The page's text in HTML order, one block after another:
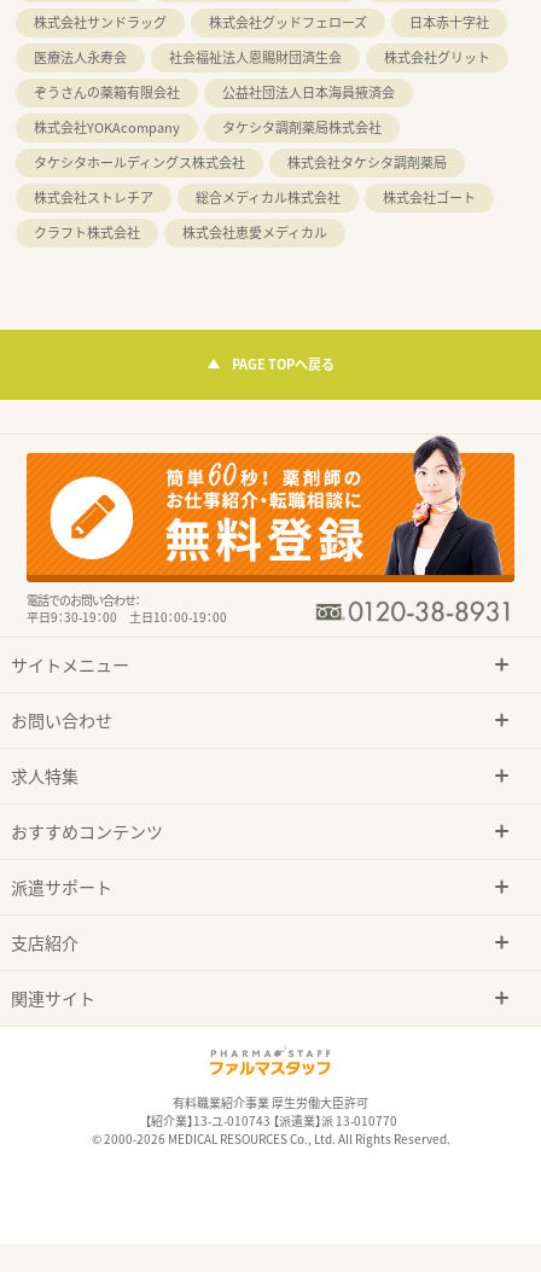
株式会社サンドラッグ
株式会社グッドフェローズ
日本赤十字社
医療法人永寿会
社会福祉法人恩賜財団済生会
株式会社グリット
ぞうさんの薬箱有限会社
公益社団法人日本海員掖済会
株式会社YOKAcompany
タケシタ調剤薬局株式会社
タケシタホールディングス株式会社
株式会社タケシタ調剤薬局
株式会社ストレチア
総合メディカル株式会社
株式会社ゴート
クラフト株式会社
株式会社恵愛メディカル
PAGE TOPへ戻る
電話でのお問い合わせ：
平日9：30-19：00 土日10：00-19：00
サイトメニュー
お問い合わせ
求人特集
おすすめコンテンツ
派遣サポート
支店紹介
関連サイト
有料職業紹介事業 厚生労働大臣許可
【紹介業】13-ユ-010743 【派遣業】派 13-010770
© 2000-2026 MEDICAL RESOURCES Co., Ltd. All Rights Reserved.